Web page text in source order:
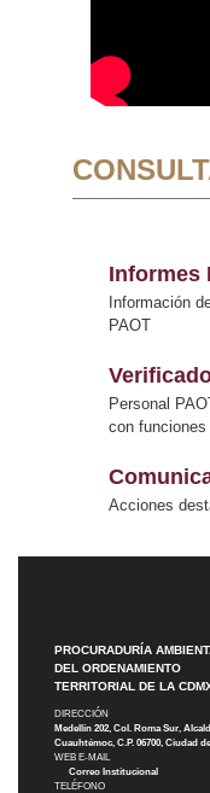
Informes
Información
PAOT
Personal
con
Acciones
PROCURADURÍA
DEL ORDENAMIENTO
TERRITORIAL DE LA
DIRECCIÓN
Medellín 202, Col. Roma Sur,
Cuauhtémoc, C.P. 06700, Ciudad
WEB E-MAIL
Correo Institucional
TELÉFONO